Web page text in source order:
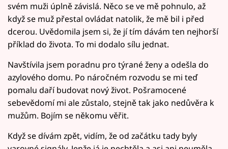
svém muži úplně závislá. Něco se ve mě pohnulo, až
když se muž přestal ovládat natolik, že mě bil i před
dcerou. Uvědomila jsem si, že jí tím dávám ten nejhorší
příklad do života. To mi dodalo sílu jednat.
Navštívila jsem poradnu pro týrané ženy a odešla do
azylového domu. Po náročném rozvodu se mi teď
pomalu daří budovat nový život. Pošramocené
sebevědomí mi ale zůstalo, stejně tak jako nedůvěra k
mužům. Bojím se někomu věřit.
Když se dívám zpět, vidím, že od začátku tady byly